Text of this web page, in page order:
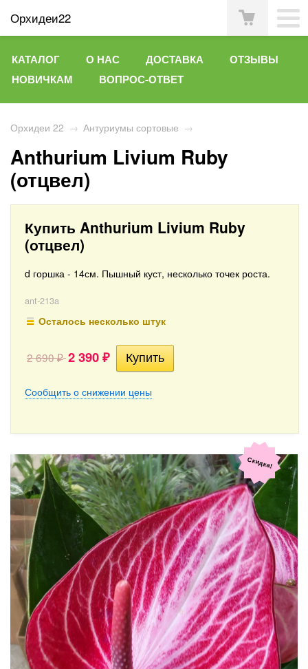
Орхидеи22
КАТАЛОГ О НАС ДОСТАВКА
ОТЗЫВЫ
НОВИЧКАМ
ВОПРОС-ОТВЕТ
Орхидеи 22 → Антуриумы сортовые →
Anthurium Livium Ruby
(отцвел)
Купить Anthurium Livium Ruby
(отцвел)
d горшка - 14см. Пышный куст, несколько точек роста.
ant-213a
Осталось несколько штук
2 690₽ 2 390 ₽
Сообщить о снижении цены
Скидка!